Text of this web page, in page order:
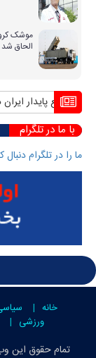
موشک
الحاق شد
منافع پایدار ایران
با ما در تلگرام
ما را در تلگرام دنبال
خانه
ورزشی
تمام حقوق این